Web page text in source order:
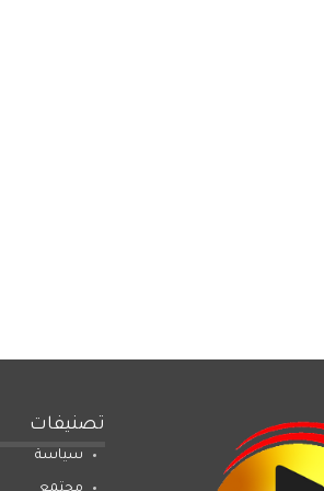
تصنيفات
سياسة